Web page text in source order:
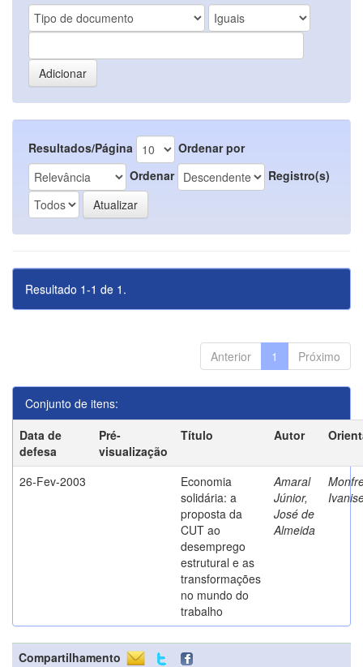
Resultados/Página
Ordenar por
Ordenar
Registro(s)
Resultado 1-1 de 1.
Anterior 1 Próximo
Conjunto de itens:
Data de
defesa
Pré-
visualização
Título Autor
26-Fev-2003
Economia
solidária: a
proposta da
CUT ao
desemprego
estrutural e as
transformações
no mundo do
trabalho
Amaral
Júnior,
José de
Almeida
Compartilhamento